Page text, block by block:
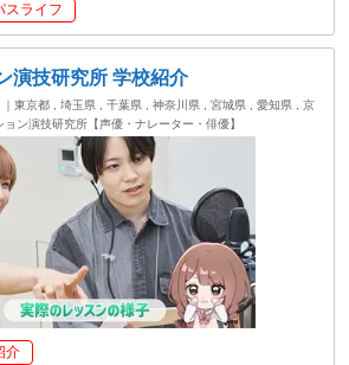
スライフ
演技研究所 学校紹介
東京都 , 埼玉県 , 千葉県 , 神奈川県 , 宮城県 , 愛知県 , 京
ョン演技研究所【声優・ナレーター・俳優】
介